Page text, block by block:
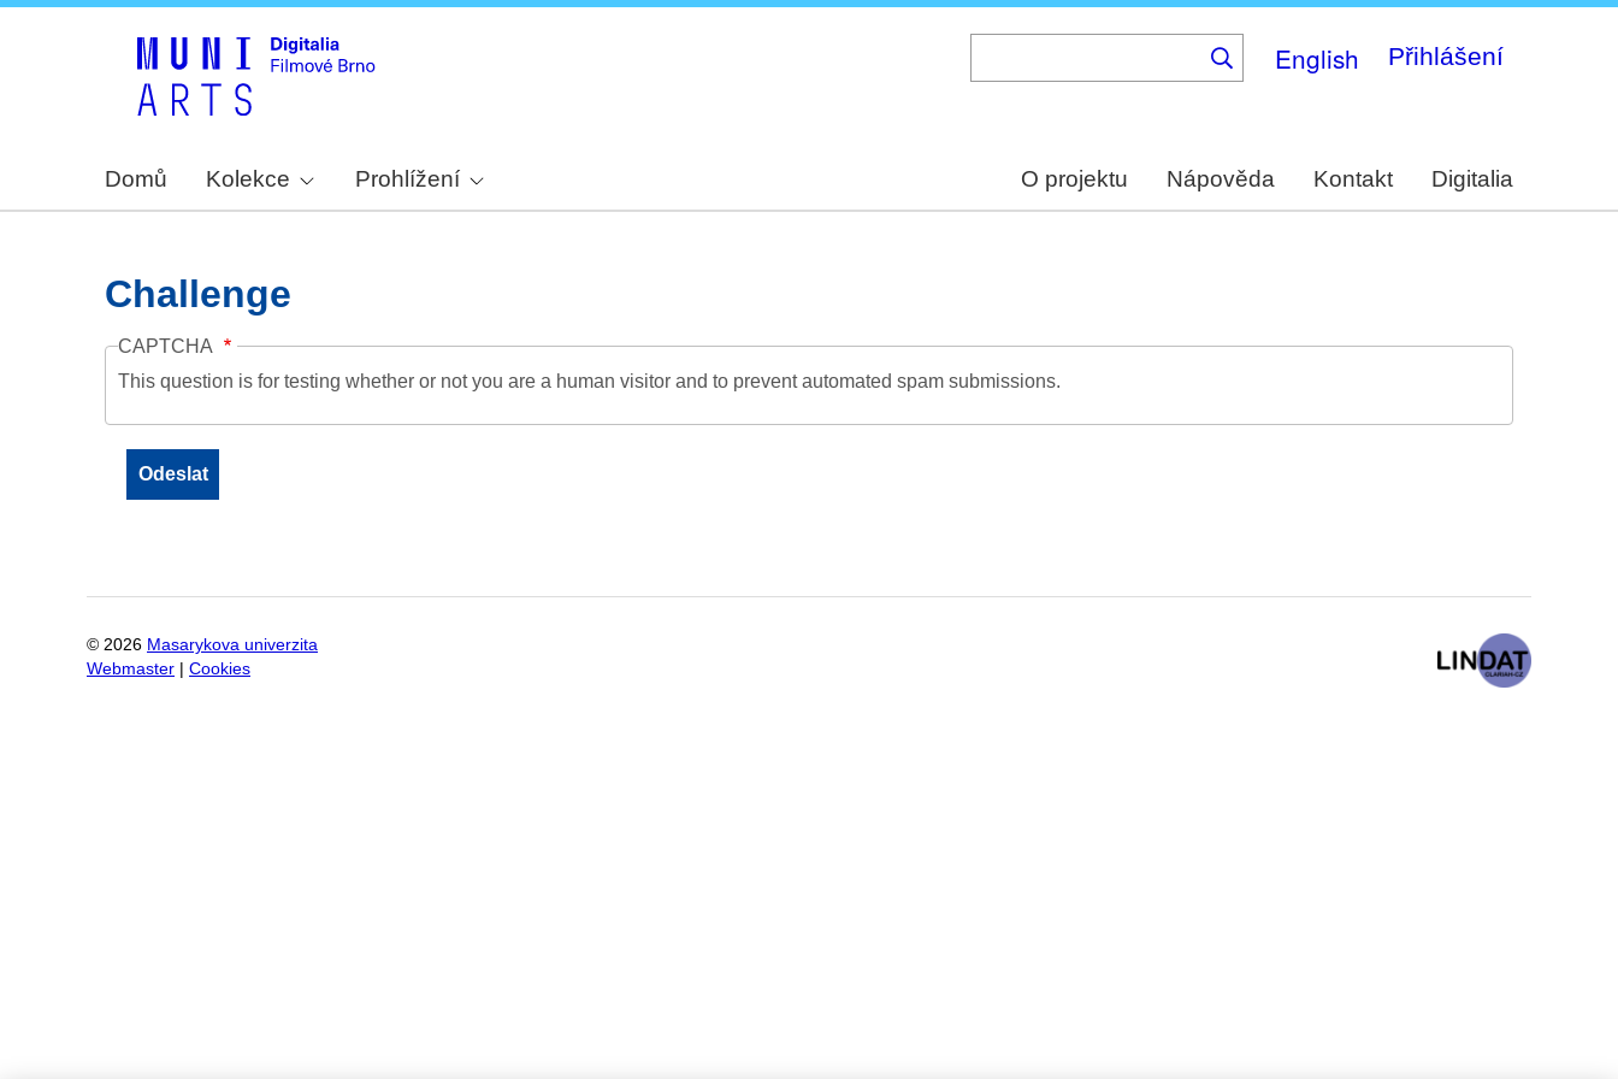
English Přihlášení
Domů Kolekce Prohlížení O projektu Nápověda Kontakt Digitalia
Challenge
CAPTCHA
This question is for testing whether or not you are a human visitor and to prevent automated spam submissions.
© 2026 Masarykova univerzita
Webmaster
Cookies